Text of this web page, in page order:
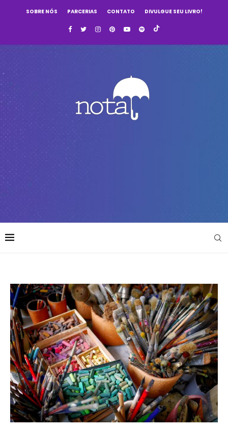
SOBRE NÓS PARCERIAS CONTATO DIVULGUE SEU LIVRO!